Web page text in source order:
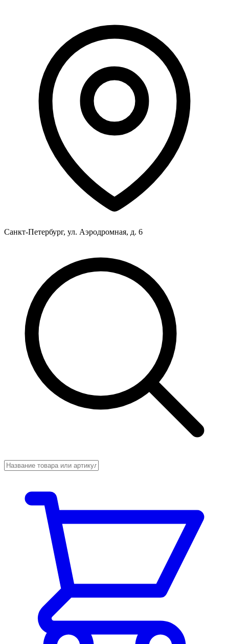
Санкт-Петербург, ул. Аэродромная, д. 6